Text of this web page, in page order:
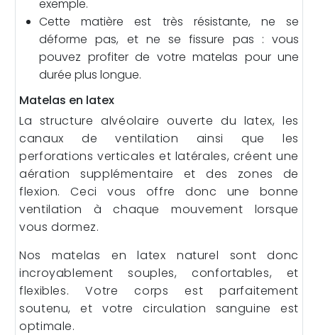
exemple.
Cette matière est très résistante, ne se
déforme pas, et ne se fissure pas : vous
pouvez profiter de votre matelas pour une
durée plus longue.
Matelas en latex
La structure alvéolaire ouverte du latex, les
canaux de ventilation ainsi que les
perforations verticales et latérales, créent une
aération supplémentaire et des zones de
flexion. Ceci vous offre donc une bonne
ventilation à chaque mouvement lorsque
vous dormez.
Nos matelas en latex naturel sont donc
incroyablement souples, confortables, et
flexibles. Votre corps est parfaitement
soutenu, et votre circulation sanguine est
optimale.